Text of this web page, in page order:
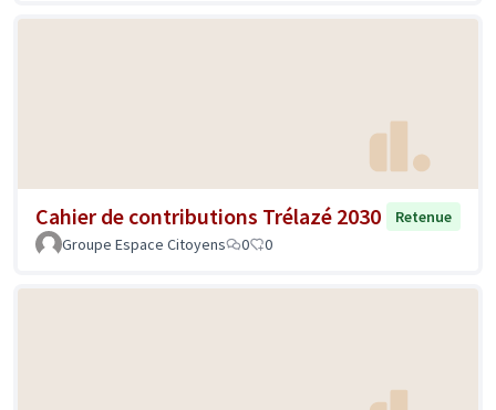
Cahier de contributions Trélazé 2030
Retenue
Groupe Espace Citoyens
0 0